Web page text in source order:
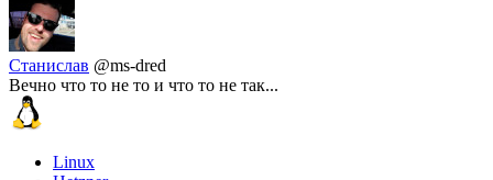
Станислав @ms-dred
Вечно что то не то и что то не так...
Linux